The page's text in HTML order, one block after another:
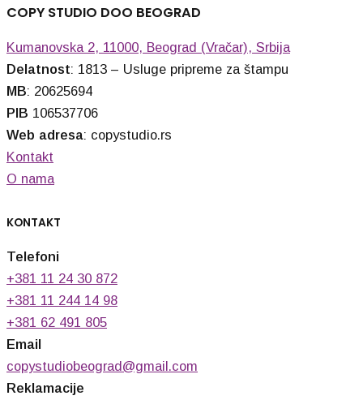
COPY STUDIO DOO BEOGRAD
Kumanovska 2, 11000, Beograd (Vračar), Srbija
Delatnost: 1813 – Usluge pripreme za štampu
MB: 20625694
PIB 106537706
Web adresa: copystudio.rs
Kontakt
O nama
KONTAKT
Telefoni
+381 11 24 30 872
+381 11 244 14 98
+381 62 491 805
Email
copystudiobeograd@gmail.com
Reklamacije